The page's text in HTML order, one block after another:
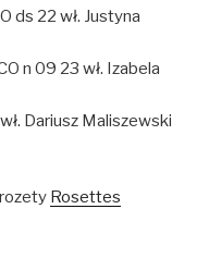
ds 22 wł. Justyna
n 09 23 wł. Izabela
Dariusz Maliszewski
Rosettes